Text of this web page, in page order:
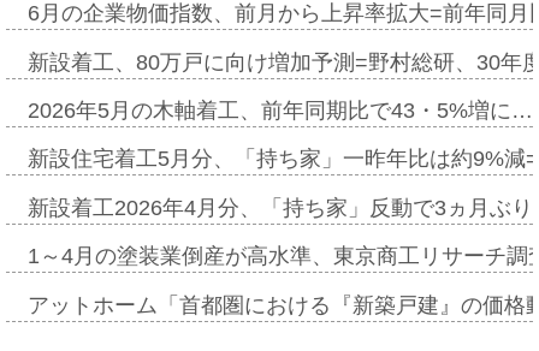
6月の企業物価指数、前月から上昇率拡大=前年同
新設着工、80万戸に向け増加予測=野村総研、30年
2026年5月の木軸着工、前年同期比で43・5%増に…
新設住宅着工5月分、「持ち家」一昨年比は約9%
新設着工2026年4月分、「持ち家」反動で3ヵ月ぶ
1～4月の塗装業倒産が高水準、東京商工リサーチ
アットホーム「首都圏における『新築戸建』の価